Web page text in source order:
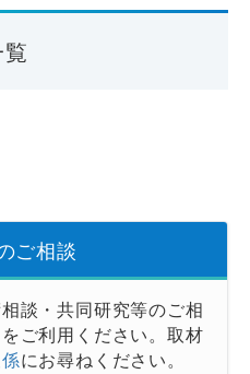
ご相談
談・共同研究等のご相
をご利用ください。取材
にお尋ねください。